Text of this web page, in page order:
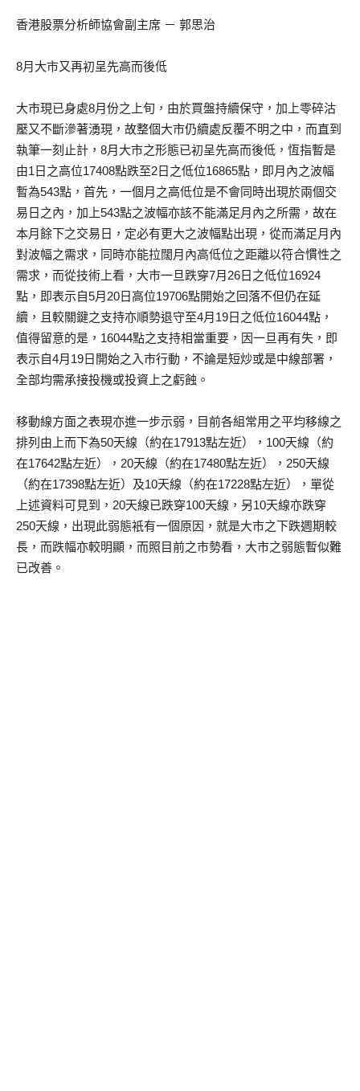
香港股票分析師協會副主席 － 郭思治
8月大市又再初呈先高而後低
大市現已身處8月份之上旬，由於買盤持續保守，加上零碎沽
壓又不斷滲著湧現，故整個大市仍續處反覆不明之中，而直到
執筆一刻止計，8月大市之形態已初呈先高而後低，恆指暫是
由1日之高位17408點跌至2日之低位16865點，即月內之波幅
暫為543點，首先，一個月之高低位是不會同時出現於兩個交
易日之內，加上543點之波幅亦該不能滿足月內之所需，故在
本月餘下之交易日，定必有更大之波幅點出現，從而滿足月內
對波幅之需求，同時亦能拉闊月內高低位之距離以符合慣性之
需求，而從技術上看，大市一旦跌穿7月26日之低位16924
點，即表示自5月20日高位19706點開始之回落不但仍在延
續，且較關鍵之支持亦順勢退守至4月19日之低位16044點，
值得留意的是，16044點之支持相當重要，因一旦再有失，即
表示自4月19日開始之入市行動，不論是短炒或是中線部署，
全部均需承接投機或投資上之虧蝕。
移動線方面之表現亦進一步示弱，目前各組常用之平均移線之
排列由上而下為50天線（約在17913點左近），100天線（約
在17642點左近），20天線（約在17480點左近），250天線
（約在17398點左近）及10天線（約在17228點左近），單從
上述資料可見到，20天線已跌穿100天線，另10天線亦跌穿
250天線，出現此弱態衹有一個原因，就是大市之下跌週期較
長，而跌幅亦較明顯，而照目前之市勢看，大市之弱態暫似難
已改善。